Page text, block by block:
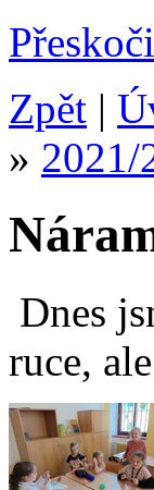
Zpět |
» 2021/
Dnes
ruce,